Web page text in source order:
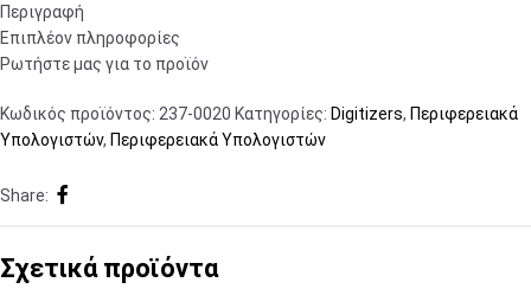
Περιγραφή
Επιπλέον πληροφορίες
Ρωτήστε μας για το προϊόν
Κωδικός προϊόντος: 237-0020 Κατηγορίες: Digitizers, Περιφερειακά
Υπολογιστών, Περιφερειακά Υπολογιστών
Share:
Σχετικά προϊόντα